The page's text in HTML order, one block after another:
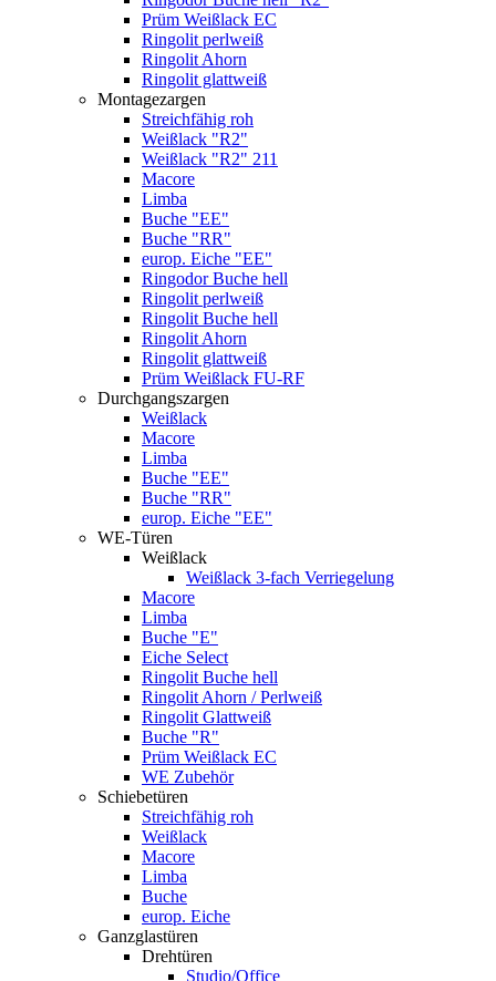
Prüm Weißlack EC
Ringolit perlweiß
Ringolit Ahorn
Ringolit glattweiß
Montagezargen
Streichfähig roh
Weißlack "R2"
Weißlack "R2" 211
Macore
Limba
Buche "EE"
Buche "RR"
europ. Eiche "EE"
Ringodor Buche hell
Ringolit perlweiß
Ringolit Buche hell
Ringolit Ahorn
Ringolit glattweiß
Prüm Weißlack FU-RF
Durchgangszargen
Weißlack
Macore
Limba
Buche "EE"
Buche "RR"
europ. Eiche "EE"
WE-Türen
Weißlack
Weißlack 3-fach Verriegelung
Macore
Limba
Buche "E"
Eiche Select
Ringolit Buche hell
Ringolit Ahorn / Perlweiß
Ringolit Glattweiß
Buche "R"
Prüm Weißlack EC
WE Zubehör
Schiebetüren
Streichfähig roh
Weißlack
Macore
Limba
Buche
europ. Eiche
Ganzglastüren
Drehtüren
Studio/Office